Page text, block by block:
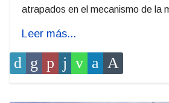
atrapados en el mecanismo de la
Leer más...